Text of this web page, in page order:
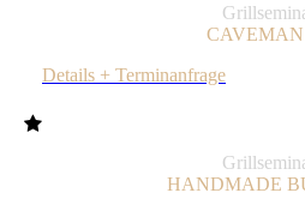
CAVEMAN
Details + Terminanfrage
HANDMADE